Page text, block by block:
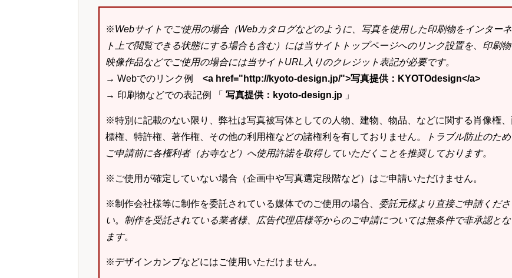
※Webサイトでご使用の場合（Webカタログなどのように、写真を使用した印刷物をインター
ト上で閲覧できる状態にする場合も含む）には当サイトトップページへのリンク設置を、印刷
映像作品などでご使用の場合には当サイトURL入りのクレジット表記が必要です。
→ Webでのリンク例 <a href="http://kyoto-design.jp/">写真提供：KYOTOdesign</a>
→ 印刷物などでの表記例 「 写真提供：kyoto-design.jp 」
※特別に記載のない限り、弊社は写真被写体としての人物、建物、物品、などに関する肖像権
標権、特許権、著作権、その他の利用権などの諸権利を有しておりません。
トラブル防止のため
ご申請前に各権利者（お寺など）へ使用許諾を取得していただくことを推奨しております。
※ご使用が確定していない場合（企画中や写真選定段階など）はご申請いただけません。
※制作会社様等に制作を委託されている媒体でのご使用の場合、 委託元様より直接ご申請くださ
い。 制作を受託されている業者様、広告代理店様等からのご申請については無条件で非承認とな
ます。
※デザインカンプなどにはご使用いただけません。